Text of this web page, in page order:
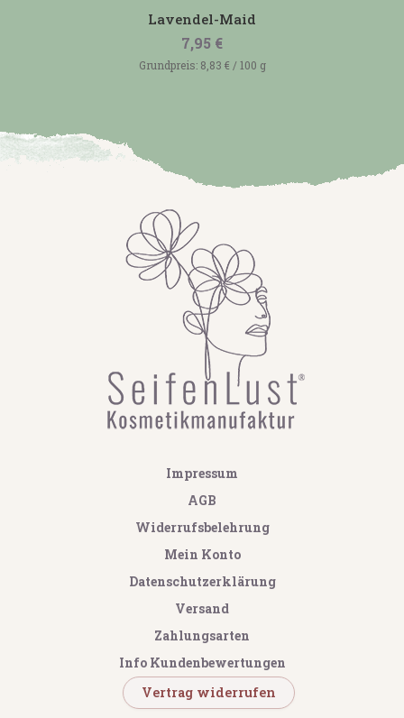
mit
5.00
Lavendel-Maid
7,95 €
Grundpreis: 8,83 € /100 g
Impressum
AGB
Widerrufsbelehrung
Mein Konto
Datenschutzerklärung
Versand
Zahlungsarten
Info Kundenbewertungen
Vertrag widerrufen